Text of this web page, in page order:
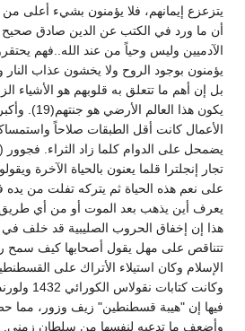
يتزعزع إيمانهم، فلا يؤمنون بشيء أعلى
أن ما ورد في الكتب عن الدين صادق صحيح
الآدميين وليس وحياً من عند الله..فهم
يؤمنون بوجود الروح ولا يخشون عذاب النار
بل إن أهم ما تتعلق به قلوبهم هو الأشياء
يكون هذا
الأعمال كانت أقل الطبقات صلاحاً
تجار إنجلترا قلما يعنون بالحياة الآخرة
على نعم هذه الحياة ثم يتركه تفلت من يده
هذا إن إخفاق الحروب الصليبية قد خلف
تتناقص على مهل يقول أصحابها كيف سمح
الإسلام وكان استيلاء الأتراك على
فيها إن "هيبة قسطنطين" زيف وزور، مما
وأضعف ما تدعيه لنفسها من سلطان زمني.